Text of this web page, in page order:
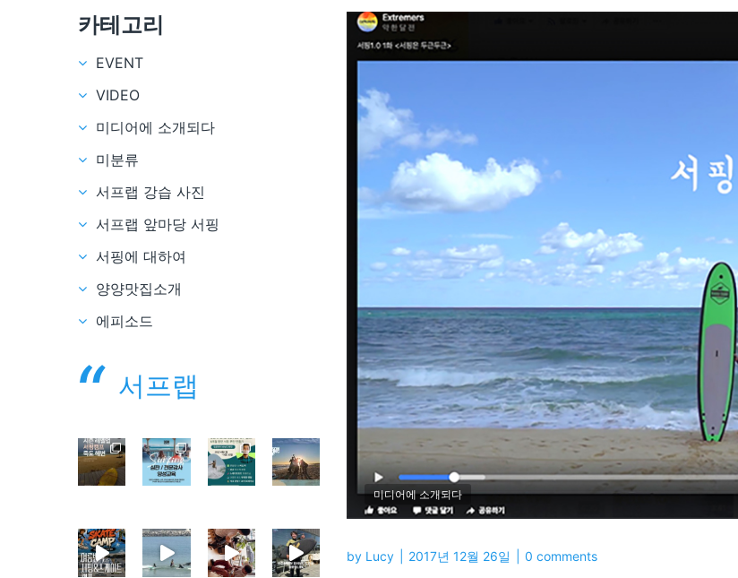
미디어에 소개되다
by Lucy 2017년 12월 26일 0 comments
카테고리
EVENT
VIDEO
미디어에 소개되다
미분류
서프랩 강습 사진
서프랩 앞마당 서핑
서핑에 대하여
양양맛집소개
에피소드
서프랩